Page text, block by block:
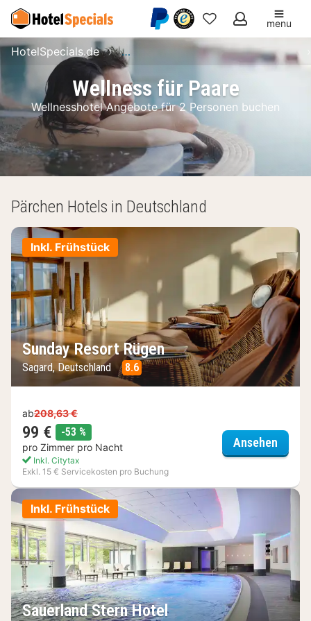
Meine
Favoriten
menu
Wellness für Paare
Wellnesshotel Angebote für 2 Personen buchen
HotelSpecials.de Wellnesshotels: Angebote buchen
Pärchen Hotels in Deutschland
Inkl. Frühstück
Sunday Resort Rügen
Sagard, Deutschland 8.6
ab208,63 €
99 € -53 %
pro Zimmer pro Nacht
Inkl. Citytax
Exkl. 15 € Servicekosten pro Buchung
Ansehen
Inkl. Frühstück
Sauerland Stern Hotel